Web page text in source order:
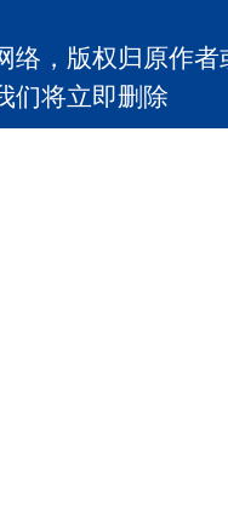
络，版权归原作
们将立即删除